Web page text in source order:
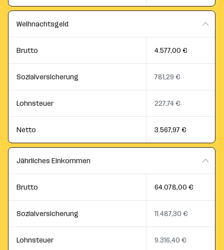
Weihnachtsgeld
Brutto 4.577,00 €
Sozialversicherung 781,29 €
Lohnsteuer 227,74 €
Netto 3.567,97 €
Jährliches Einkommen
Brutto 64.078,00 €
Sozialversicherung 11.487,30 €
Lohnsteuer 9.316,40 €